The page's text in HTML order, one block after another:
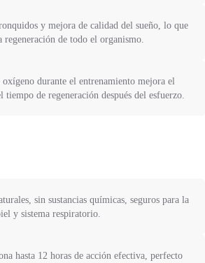
y mejora de calidad del sueño, lo que
de todo el organismo.
durante el entrenamiento mejora el
de regeneración después del esfuerzo.
sin sustancias químicas, seguros para la
y sistema respiratorio.
hasta 12 horas de acción efectiva, perfecto